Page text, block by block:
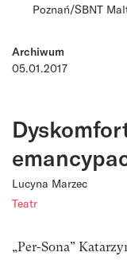
Archiwum
05.01.2017
Lucyna Marzec
Teatr
„Per-Sona”
Poznań/SBNT